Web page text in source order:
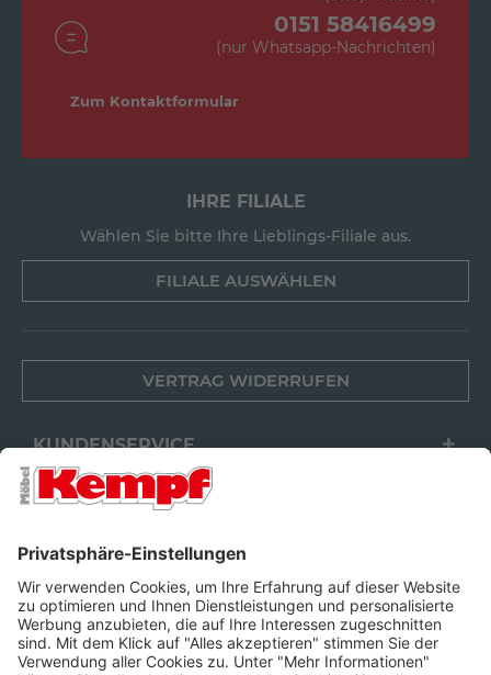
0151 58416499
(nur Whatsapp-Nachrichten)
Zum Kontaktformular
IHRE FILIALE
Wählen Sie bitte Ihre Lieblings-Filiale aus.
FILIALE AUSWÄHLEN
VERTRAG WIDERRUFEN
KUNDENSERVICE
FILIALEN
FOLGEN SIE UNS